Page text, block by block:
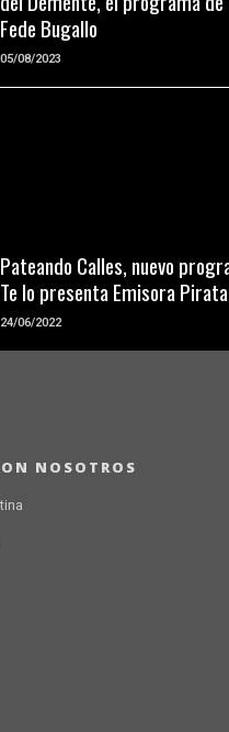
Fede Bugallo
05/08/2023
Pateando Calles, nuevo
Te lo presenta Emisora
24/06/2022
NOSOTROS